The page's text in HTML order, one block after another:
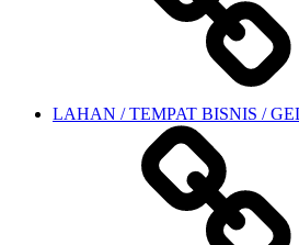
LAHAN / TEMPAT BISNIS /